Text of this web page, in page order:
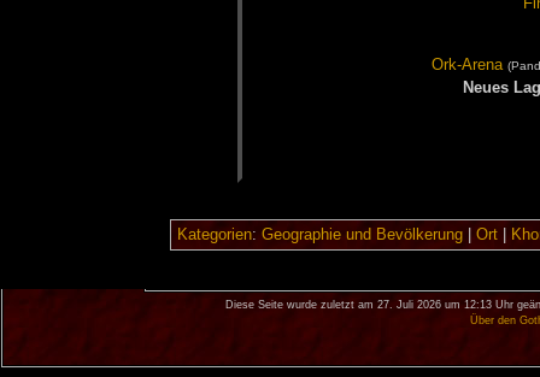
Ork-Are­na
Neu­es
Kategorien: Geographie und Bevölkerung| Ort|
Diese Seite wurde zuletzt am 27. Juli 2026 um 12:13 Uhr
Über den